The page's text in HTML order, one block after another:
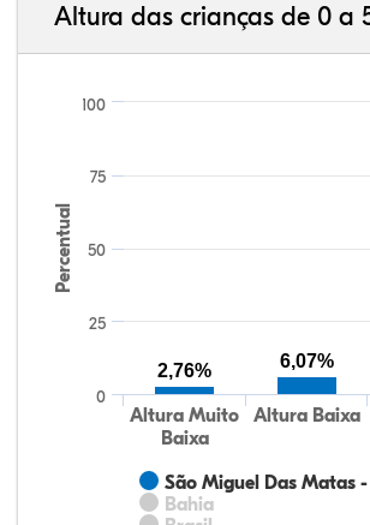
Altura das crianças de 0 a
Percentual
São Miguel Das Matas
Bahia
Altura Muito
Baixa
Altura Baixa
0
25
50
75
100
2,76% 6,07%